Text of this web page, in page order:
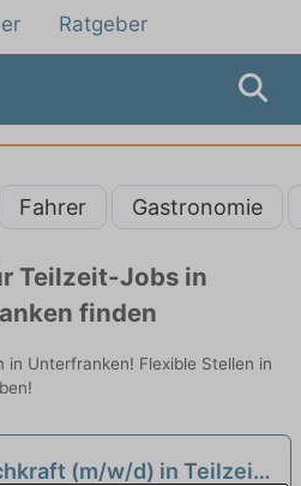
Ratgeber
Fahrer Gastronomie
Teilzeit-Jobs in
finden
in Unterfranken! Flexible Stellen in
(m/w/d) in Teilzeit